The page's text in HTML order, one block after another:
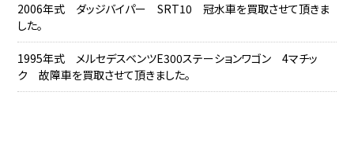
2006年式 ダッジバイパー SRT10 冠水車を買取させて頂きま
した。
1995年式 メルセデスベンツE300ステーションワゴン 4マチッ
ク 故障車を買取させて頂きました。